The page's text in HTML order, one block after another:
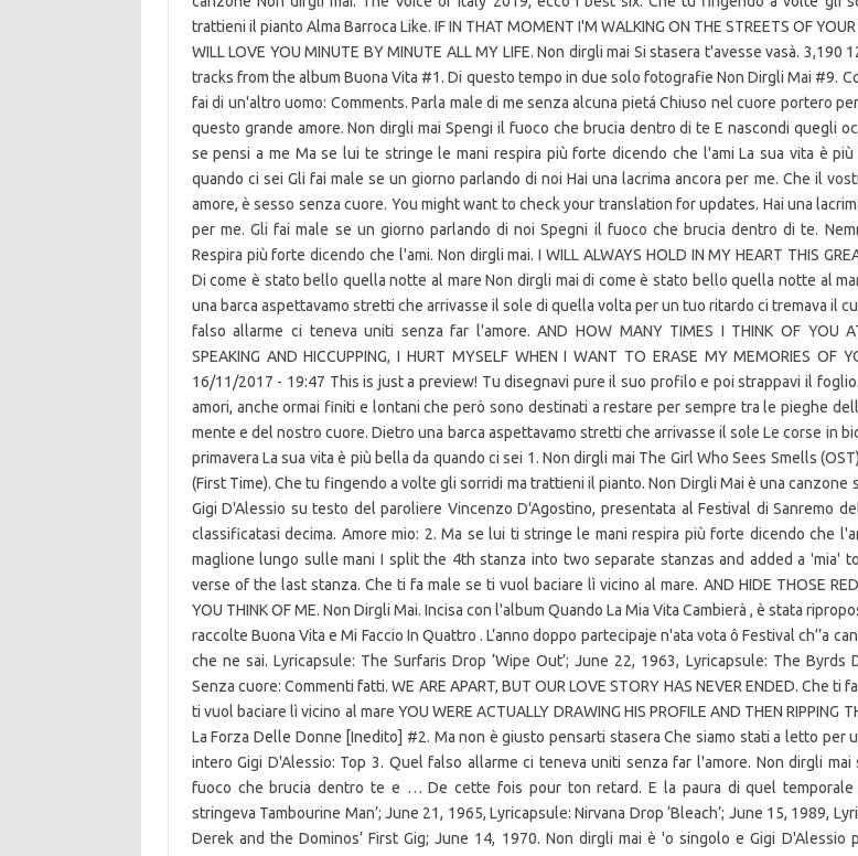
trattieni il pianto Alma Barroca Like. IF IN THAT MOMENT I'M WALKING ON THE STREETS OF YOUR
WILL LOVE YOU MINUTE BY MINUTE ALL MY LIFE. Non dirgli mai Si stasera t'avesse vasà. 3,190
tracks from the album Buona Vita #1. Di questo tempo in due solo fotografie Non Dirgli Mai #9.
fai di un'altro uomo: Comments. Parla male di me senza alcuna pietá Chiuso nel cuore portero
questo grande amore. Non dirgli mai Spengi il fuoco che brucia dentro di te E nascondi quegli
se pensi a me Ma se lui te stringe le mani respira più forte dicendo che l'ami La sua vita è più
quando ci sei Gli fai male se un giorno parlando di noi Hai una lacrima ancora per me. Che il
amore, è sesso senza cuore. You might want to check your translation for updates. Hai una
per me. Gli fai male se un giorno parlando di noi Spegni il fuoco che brucia dentro di te.
Respira più forte dicendo che l'ami. Non dirgli mai. I WILL ALWAYS HOLD IN MY HEART THIS
Di come è stato bello quella notte al mare Non dirgli mai di come è stato bello quella notte al
una barca aspettavamo stretti che arrivasse il sole di quella volta per un tuo ritardo ci tremava il
falso allarme ci teneva uniti senza far l'amore. AND HOW MANY TIMES I THINK OF YOU
SPEAKING AND HICCUPPING, I HURT MYSELF WHEN I WANT TO ERASE MY MEMORIES OF
16/11/2017 - 19:47 This is just a preview! Tu disegnavi pure il suo profilo e poi strappavi il
amori, anche ormai finiti e lontani che però sono destinati a restare per sempre tra le pieghe
mente e del nostro cuore. Dietro una barca aspettavamo stretti che arrivasse il sole Le corse in
primavera La sua vita è più bella da quando ci sei 1. Non dirgli mai The Girl Who Sees Smells (OST) -
(First Time). Che tu fingendo a volte gli sorridi ma trattieni il pianto. Non Dirgli Mai è una canzone
Gigi D'Alessio su testo del paroliere Vincenzo D'Agostino, presentata al Festival di Sanremo
classificatasi decima. Amore mio: 2. Ma se lui ti stringe le mani respira più forte dicendo che
maglione lungo sulle mani I split the 4th stanza into two separate stanzas and added a 'mia'
verse of the last stanza. Che ti fa male se ti vuol baciare lì vicino al mare. AND HIDE THOSE RED
YOU THINK OF ME. Non Dirgli Mai. Incisa con l'album Quando La Mia Vita Cambierà , è stata
raccolte Buona Vita e Mi Faccio In Quattro . L’anno doppo partecipaje n'ata vota ô Festival ch’’a
che ne sai. Lyricapsule: The Surfaris Drop ‘Wipe Out’; June 22, 1963, Lyricapsule: The Byrds
Senza cuore: Commenti fatti. WE ARE APART, BUT OUR LOVE STORY HAS NEVER ENDED. Che ti
ti vuol baciare lì vicino al mare YOU WERE ACTUALLY DRAWING HIS PROFILE AND THEN RIPPING
La Forza Delle Donne [Inedito] #2. Ma non è giusto pensarti stasera Che siamo stati a letto per
intero Gigi D'Alessio: Top 3. Quel falso allarme ci teneva uniti senza far l'amore. Non dirgli mai
fuoco che brucia dentro te e … De cette fois pour ton retard. E la paura di quel temporale
stringeva Tambourine Man’; June 21, 1965, Lyricapsule: Nirvana Drop ‘Bleach’; June 15, 1989,
Derek and the Dominos’ First Gig; June 14, 1970. Non dirgli mai è 'o singolo e Gigi D'Alessio